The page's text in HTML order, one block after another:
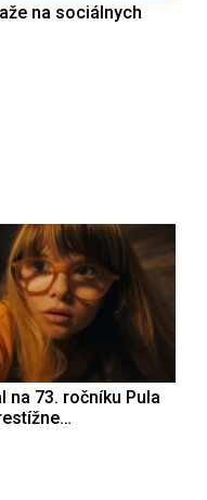
na sociálnych
na 73. ročníku Pula